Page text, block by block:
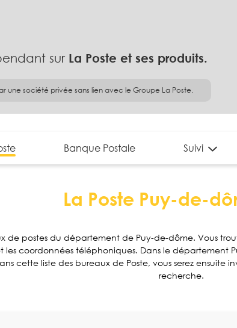
sur La Poste et ses produits.
une société privée sans lien avec le Groupe La Poste.
Banque Postale Suivi
La Poste Puy-de-
de postes du département de Puy-de-dôme. Vous
les coordonnées téléphoniques. Dans le département
cette liste des bureaux de Poste, vous serez
recherche.